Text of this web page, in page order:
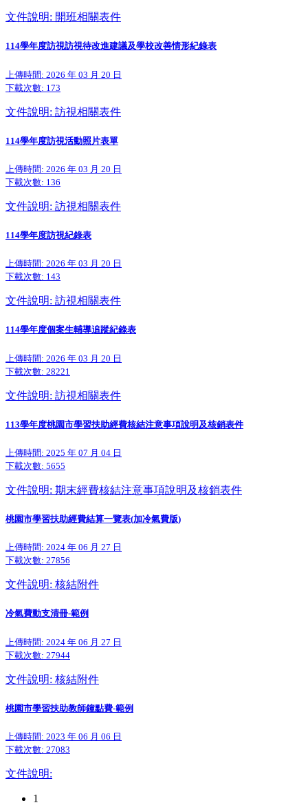
文件說明: 開班相關表件
114學年度訪視訪視待改進建議及學校改善情形紀錄表
上傳時間: 2026 年 03 月 20 日
下載次數: 173
文件說明: 訪視相關表件
114學年度訪視活動照片表單
上傳時間: 2026 年 03 月 20 日
下載次數: 136
文件說明: 訪視相關表件
114學年度訪視紀錄表
上傳時間: 2026 年 03 月 20 日
下載次數: 143
文件說明: 訪視相關表件
114學年度個案生輔導追蹤紀錄表
上傳時間: 2026 年 03 月 20 日
下載次數: 28221
文件說明: 訪視相關表件
113學年度桃園市學習扶助經費核結注意事項說明及核銷表件
上傳時間: 2025 年 07 月 04 日
下載次數: 5655
文件說明: 期末經費核結注意事項說明及核銷表件
桃園市學習扶助經費結算一覽表(加冷氣費版)
上傳時間: 2024 年 06 月 27 日
下載次數: 27856
文件說明: 核結附件
冷氣費動支清冊-範例
上傳時間: 2024 年 06 月 27 日
下載次數: 27944
文件說明: 核結附件
桃園市學習扶助教師鐘點費-範例
上傳時間: 2023 年 06 月 06 日
下載次數: 27083
文件說明:
1